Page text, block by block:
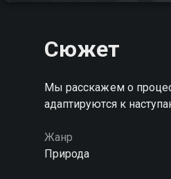
Сюжет
Мы расскажем о
адаптируются к
Жанр
Природа